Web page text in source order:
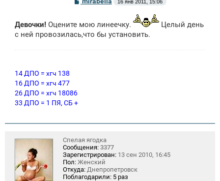
о
щ
е
16 янв 2011, 15:06
Девочки! Оцените мою линеечку.
Целый день
с ней провозилась,что бы установить.
14 ДПО = хгч 138
16 ДПО = хгч 477
26 ДПО = хгч 18086
33 ДПО = 1 ПЯ, СБ +
Спелая ягодка
Сообщения: 3377
Зарегистрирован: 13 сен 2010, 16:45
Пол: Женский
Откуда: Днепропетровск
Поблагодарили: 5 раз